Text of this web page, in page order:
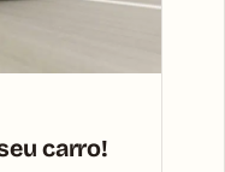
carro!